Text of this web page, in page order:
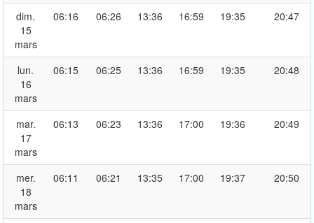
dim.
15
mars
06:16 06:26 13:36 16:59 19:35 20:47
lun.
16
mars
06:15 06:25 13:36 16:59 19:35 20:48
mar.
17
mars
06:13 06:23 13:36 17:00 19:36 20:49
mer.
18
mars
06:11 06:21 13:35 17:00 19:37 20:50